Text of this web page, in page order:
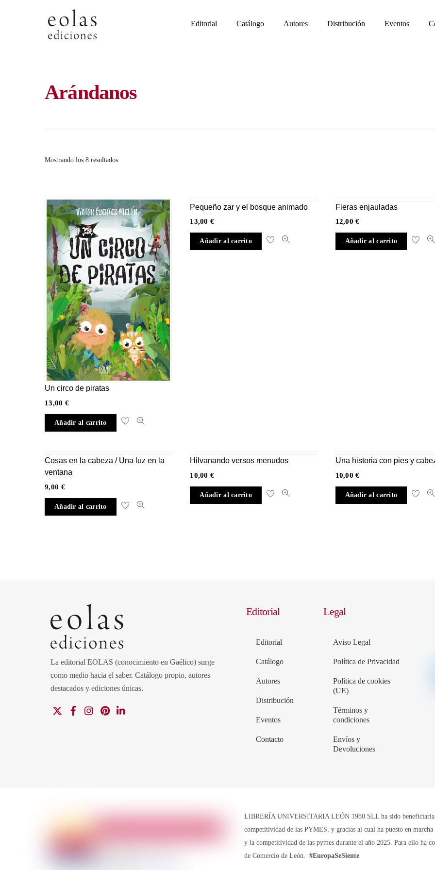
Editorial Catálogo Autores Distribución Eventos
Arándanos
Mostrando los 8 resultadosOrdenado
últimos
Un circo de piratas
13,00 €
Añadir al carrito
Pequeño zar y el bosque animado
13,00€
Añadir al carrito
Fieras enjauladas
12,00€
Añadir al carrito
Cosas en la cabeza / Una luz en la
ventana
9,00 €
Añadir al carrito
Hilvanando versos menudos
10,00€
Añadir al carrito
Una historia con pies y
10,00€
Añadir al carrito
La editorial EOLAS (conocimiento en Gaélico) surge
como medio hacia el saber. Catálogo propio, autores
destacados y ediciones únicas.
FacebookInstagramPinterest
Editorial
Editorial
Catálogo
Autores
Distribución
Eventos
Contacto
Legal
Aviso Legal
Política de Privacidad
Política de cookies
(UE)
Términos y
condiciones
Envíos y
Devoluciones
LIBRERÍA UNIVERSITARIA LEÓN 1980 SLL ha sido beneficiaria
competitividad de las PYMES, y gracias al cual ha puesto en
y la competitividad de las pymes durante el año 2025. Para ello ha
de Comercio de León.#EuropaSeSiente